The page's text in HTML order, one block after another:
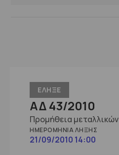
ΕΛΗΞΕ
ΑΔ 43/2010
Προμήθεια
ΗΜΕΡΟΜΗΝΊΑ ΛΉΞΗΣ
21/09/2010 14:00